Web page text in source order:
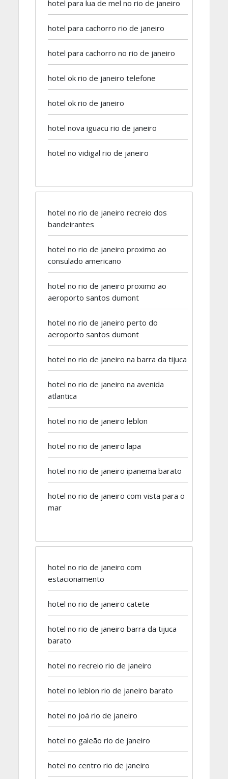
hotel para lua de mel no rio de janeiro
hotel para cachorro rio de janeiro
hotel para cachorro no rio de janeiro
hotel ok rio de janeiro telefone
hotel ok rio de janeiro
hotel nova iguacu rio de janeiro
hotel no vidigal rio de janeiro
hotel no rio de janeiro recreio dos
bandeirantes
hotel no rio de janeiro proximo ao
consulado americano
hotel no rio de janeiro proximo ao
aeroporto santos dumont
hotel no rio de janeiro perto do
aeroporto santos dumont
hotel no rio de janeiro na barra da tijuca
hotel no rio de janeiro na avenida
atlantica
hotel no rio de janeiro leblon
hotel no rio de janeiro lapa
hotel no rio de janeiro ipanema barato
hotel no rio de janeiro com vista para o
mar
hotel no rio de janeiro com
estacionamento
hotel no rio de janeiro catete
hotel no rio de janeiro barra da tijuca
barato
hotel no recreio rio de janeiro
hotel no leblon rio de janeiro barato
hotel no joá rio de janeiro
hotel no galeão rio de janeiro
hotel no centro rio de janeiro